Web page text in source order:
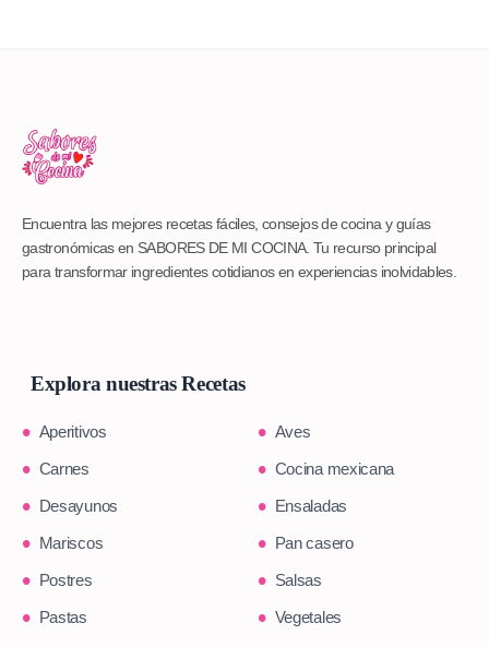
Encuentra las mejores recetas fáciles, consejos de cocina y guías
gastronómicas en SABORES DE MI COCINA. Tu recurso principal
para transformar ingredientes cotidianos en experiencias inolvidables.
Explora nuestras Recetas
Aperitivos
Aves
Carnes
Cocina mexicana
Desayunos
Ensaladas
Mariscos
Pan casero
Postres
Salsas
Pastas
Vegetales